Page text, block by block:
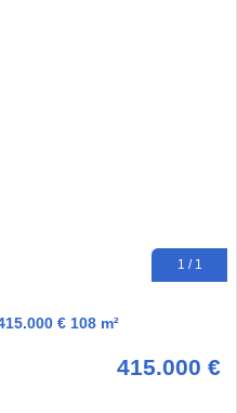
1 / 1
€ 108 m²
415.000 €